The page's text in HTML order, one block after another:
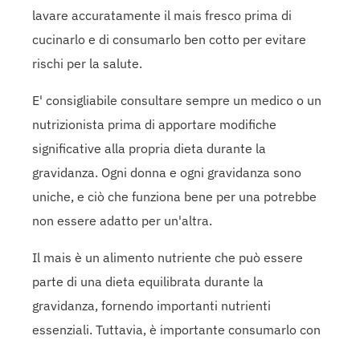
lavare accuratamente il mais fresco prima di
cucinarlo e di consumarlo ben cotto per evitare
rischi per la salute.
E' consigliabile consultare sempre un medico o un
nutrizionista prima di apportare modifiche
significative alla propria dieta durante la
gravidanza. Ogni donna e ogni gravidanza sono
uniche, e ciò che funziona bene per una potrebbe
non essere adatto per un'altra.
Il mais è un alimento nutriente che può essere
parte di una dieta equilibrata durante la
gravidanza, fornendo importanti nutrienti
essenziali. Tuttavia, è importante consumarlo con